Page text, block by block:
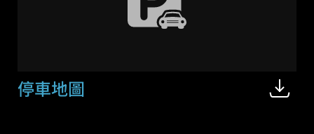
停車地圖